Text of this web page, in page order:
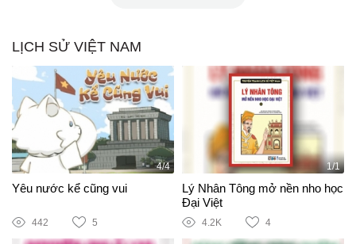
LỊCH SỬ VIỆT NAM
4/4
Yêu nước kể cũng vui
442 5
1/1
Lý Nhân Tông mở nền nho học
Đại Việt
4.2K 4